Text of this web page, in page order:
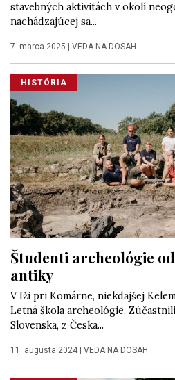
stavebných aktivitách v okolí
nachádzajúcej sa...
7. marca 2025 VEDA NA DOSAH
HISTÓRIA
Študenti archeológie
antiky
V Iži pri Komárne, niekdajšej
Letná škola archeológie.
Slovenska, z Česka...
11. augusta 2024 VEDA NA DOSAH